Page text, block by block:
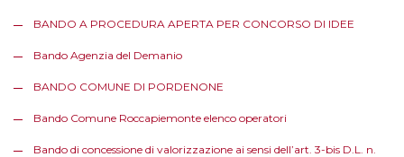
BANDO A PROCEDURA APERTA PER CONCORSO DI IDEE
Bando Agenzia del Demanio
BANDO COMUNE DI PORDENONE
Bando Comune Roccapiemonte elenco operatori
Bando di concessione di valorizzazione ai sensi dell’art. 3-bis D.L. n.